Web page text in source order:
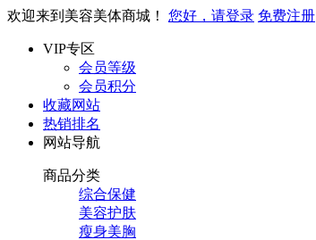
欢迎来到美容美体商城！ 您好，请登录 免费注册
VIP专区
会员等级
会员积分
收藏网站
热销排名
网站导航
商品分类
综合保健
美容护肤
瘦身美胸